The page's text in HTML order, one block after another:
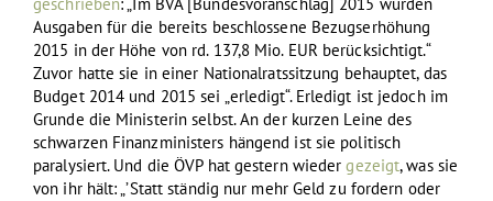
Ausgaben für die bereits beschlossene Bezugserhöhung
2015 in der Höhe von rd. 137,8 Mio. EUR berücksichtigt.“
Zuvor hatte sie in einer Nationalratssitzung behauptet, das
Budget 2014 und 2015 sei „erledigt“. Erledigt ist jedoch im
Grunde die Ministerin selbst. An der kurzen Leine des
schwarzen Finanzministers hängend ist sie politisch
paralysiert. Und die ÖVP hat gestern wiedergezeigt, was sie
von ihr hält: „’Statt ständig nur mehr Geld zu fordern oder